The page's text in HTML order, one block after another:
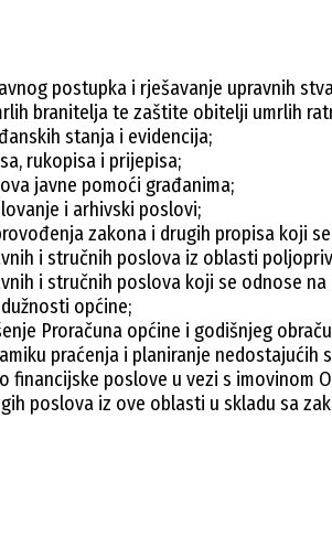
postupka i rješavanje upravnih
branitelja te zaštite obitelji umrlih
stanja i evidencija;
rukopisa i prijepisa;
javne pomoći građanima;
i arhivski poslovi;
zakona i drugih propisa koji
i stručnih poslova iz oblasti
i stručnih poslova koji se odnose
općine;
Proračuna općine i godišnjeg
praćenja i planiranje nedostajućih
financijske poslove u vezi s imovinom
poslova iz ove oblasti u skladu sa